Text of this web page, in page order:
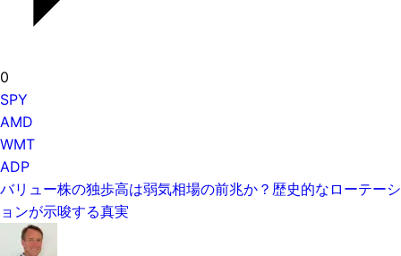
0
SPY
AMD
WMT
ADP
バリュー株の独歩高は弱気相場の前兆か？歴史的なローテーシ
ョンが示唆する真実